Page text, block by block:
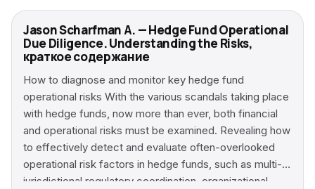
Jason Scharfman A. — Hedge Fund Operational
Due Diligence. Understanding the Risks,
краткое содержание
How to diagnose and monitor key hedge fund
operational risks With the various scandals taking place
with hedge funds, now more than ever, both financial
and operational risks must be examined. Revealing how
to effectively detect and evaluate often-overlooked
operational risk factors in hedge funds, such as multi-
jurisdictional regulatory coordination, organizational